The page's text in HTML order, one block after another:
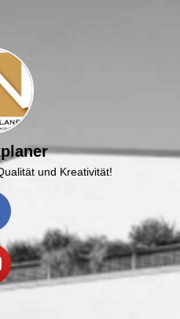
und Kreativität!